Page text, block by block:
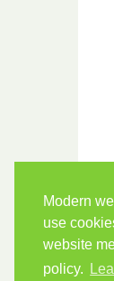
Modern
use
website
policy.